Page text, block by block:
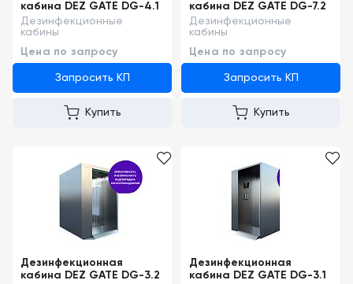
кабина DEZ GATE DG-4.1
Дезинфекционные
кабины
Цена по запросу
Запросить КП
Купить
кабина DEZ GATE DG-7.2
Дезинфекционные
кабины
Цена по запросу
Запросить КП
Купить
Дезинфекционная
кабина DEZ GATE DG-3.2
Дезинфекционная
кабина DEZ GATE DG-3.1